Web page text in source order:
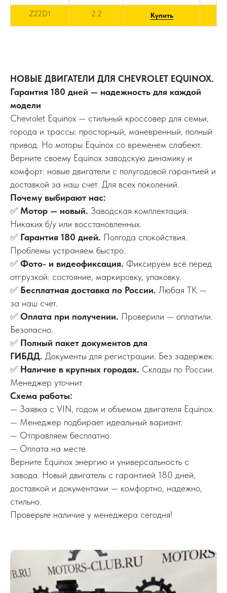
Z22D1 2.2 Купить
НОВЫЕ ДВИГАТЕЛИ ДЛЯ CHEVROLET EQUINOX.
Гарантия 180 дней — надежность для каждой
модели
Chevrolet Equinox — стильный кроссовер для семьи,
города и трассы: просторный, маневренный, полный
привод. Но моторы Equinox со временем слабеют.
Верните своему Equinox заводскую динамику и
комфорт: новые двигатели с полугодовой гарантией и
доставкой за наш счет. Для всех поколений.
Почему выбирают нас:
✅ Мотор — новый. Заводская комплектация.
Никаких б/у или восстановленных.
✅ Гарантия 180 дней. Полгода спокойствия.
Проблемы устраняем быстро.
✅ Фото- и видеофиксация. Фиксируем всё перед
отгрузкой: состояние, маркировку, упаковку.
✅ Бесплатная доставка по России. Любая ТК —
за наш счет.
✅ Оплата при получении. Проверили — оплатили.
Безопасно.
✅ Полный пакет документов для
ГИБДД. Документы для регистрации. Без задержек.
✅ Наличие в крупных городах. Склады по России.
Менеджер уточнит.
Схема работы:
— Заявка с VIN, годом и объемом двигателя Equinox.
— Менеджер подбирает идеальный вариант.
— Отправляем бесплатно.
— Оплата на месте.
Верните Equinox энергию и универсальность с
завода. Новый двигатель с гарантией 180 дней,
доставкой и документами — комфортно, надежно,
стильно.
Проверьте наличие у менеджера сегодня!